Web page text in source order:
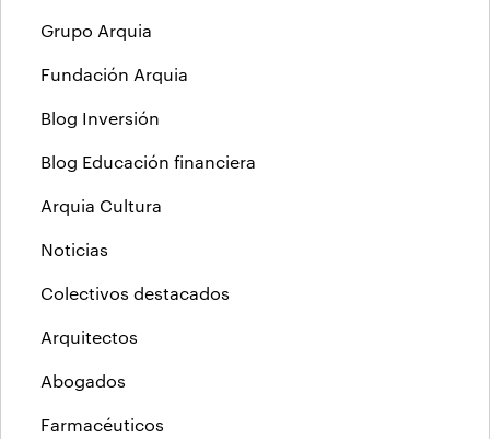
Grupo Arquia
Fundación Arquia
Blog Inversión
Blog Educación financiera
Arquia Cultura
Noticias
Colectivos destacados
Arquitectos
Abogados
Farmacéuticos